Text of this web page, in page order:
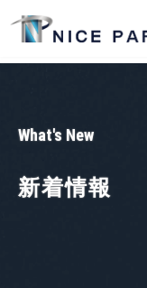
What's New
新着情報